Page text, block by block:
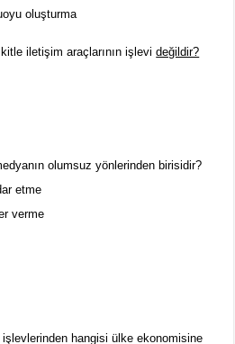
oluşturma
iletişim araçlarının işlevideğildir?
olumsuz yönlerinden birisidir?
etme
verme
işlevlerinden hangisi ülke ekonomisine